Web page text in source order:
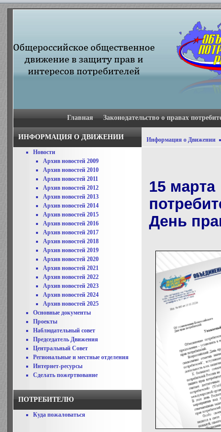
Главная Законодательство о правах
ИНФОРМАЦИЯ О ДВИЖЕНИИ
Новости
Архив новостей 2009
Архив новостей 2010
Архив новостей 2011
Архив новостей 2012
Архив новостей 2013
Архив новостей 2014
Архив новостей 2015
Архив новостей 2016
Архив новостей 2017
Архив новостей 2018
Архив новостей 2019
Архив новостей 2020
Архив новостей 2021
Архив новостей 2022
Архив новостей 2023
Архив новостей 2024
Архив новостей 2025
Основные документы
Проекты
Наблюдательный совет
Председатель Движения
Центральный Совет
Региональные и местные отделения
Интернет-ресурсы
Сделать пожертвование
ПОТРЕБИТЕЛЮ
Куда пожаловаться
Информация о Движении
15
День